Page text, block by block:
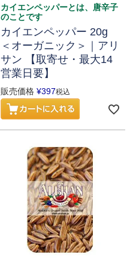
カイエンペッパーとは、唐辛子
のことです
カイエンペッパー 20g
＜オーガニック＞｜アリ
サン 【取寄せ・最大14
営業日要】
販売価格 ¥397税込